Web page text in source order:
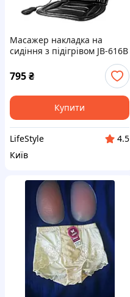
Масажер накладка на
сидіння з підігрівом JB-616B
накидка з вібрацією для
авто
795₴
Купити
LifeStyle
4.5
Київ